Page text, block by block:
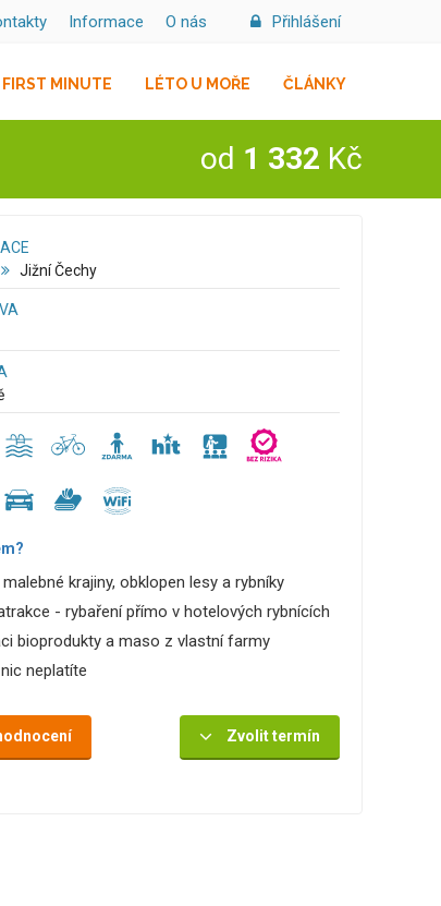
Přihlášení
O nás
Informace
FIRST MINUTE LÉTO U MOŘE ČLÁNKY
od 1 332 Kč
Jižní Čechy
krajiny, obklopen lesy a rybníky
- rybaření přímo v hotelových rybnících
bioprodukty a maso z vlastní farmy
neplatíte
Zvolit termín